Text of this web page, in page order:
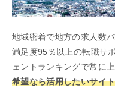
地域密着で地方の求人数
満足度95％以上の転職サ
ェントランキングで常に
希望なら活用したいサイト